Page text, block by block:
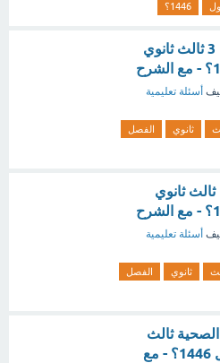
1446؟
حل كتاب الكيمياء 3 ثالث ثانوي
أسئلة تعليمية
ثانوي
الفصل
ثانوي
أسئلة تعليمية
ثانوي
الفصل
ثالث
ثانوي الفصل الاول 1446؟ - مع